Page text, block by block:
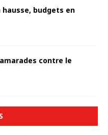
hausse, budgets en
contre le